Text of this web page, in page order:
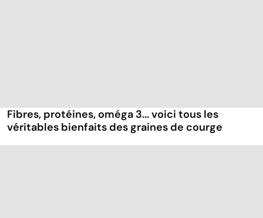
Fibres, protéines, oméga 3... voici tous les
véritables bienfaits des graines de courge